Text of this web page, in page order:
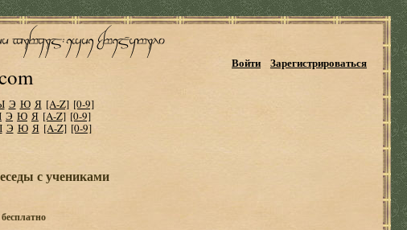
Войти Зарегистрироваться
Э Ю Я [A-Z] [0-9]
Э Ю Я [A-Z] [0-9]
Э Ю Я [A-Z] [0-9]
с учениками